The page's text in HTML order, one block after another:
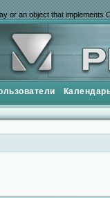
or an object that implements